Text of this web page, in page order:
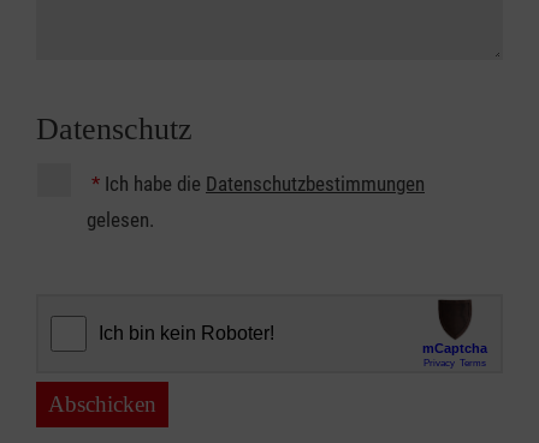
Datenschutz
* Ich habe die Datenschutzbestimmungen
gelesen.
Abschicken